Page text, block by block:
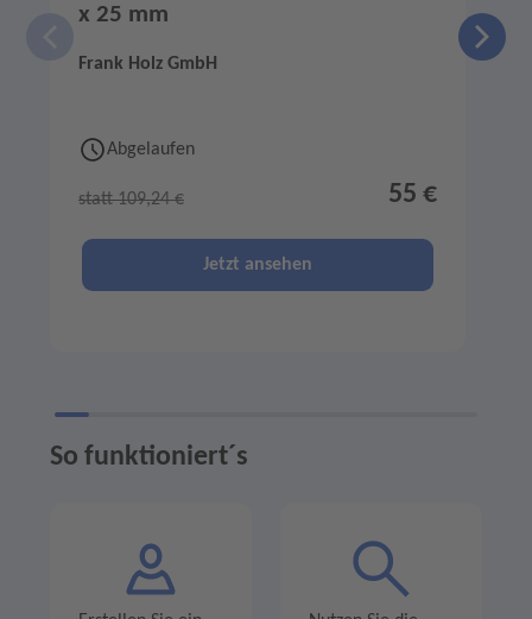
x 25 mm
Frank Holz GmbH
Abgelaufen
statt 109,24 € 55 €
Jetzt ansehen
So funktioniert´s